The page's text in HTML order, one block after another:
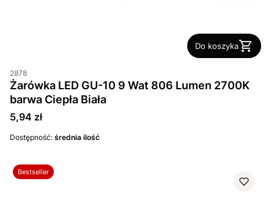
Do koszyka
2878
Żarówka LED GU-10 9 Wat 806 Lumen 2700K
barwa Ciepła Biała
Cena
5,94 zł
Dostępność: średnia ilość
Bestseller